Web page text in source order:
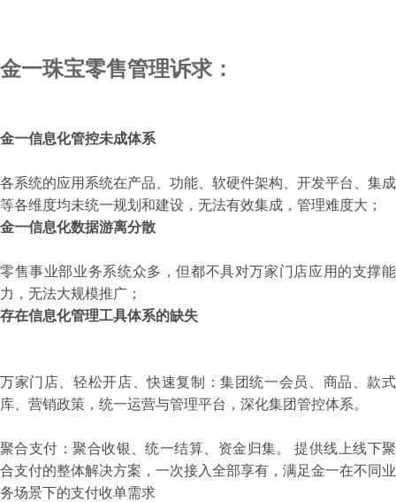
金一珠宝零售管理诉求：
金一信息化管控未成体系
各系统的应用系统在产品、功能、软硬件架构、开发平台、集成
等各维度均未统一规划和建设，无法有效集成，管理难度大；
金一信息化数据游离分散
零售事业部业务系统众多，但都不具对万家门店应用的支撑能
力，无法大规模推广；
存在信息化管理工具体系的缺失
万家门店、轻松开店、快速复制：集团统一会员、商品、款式
库、营销政策，统一运营与管理平台，深化集团管控体系。
聚合支付：聚合收银、统一结算、资金归集。 提供线上线下聚
合支付的整体解决方案，一次接入全部享有，满足金一在不同业
务场景下的支付收单需求